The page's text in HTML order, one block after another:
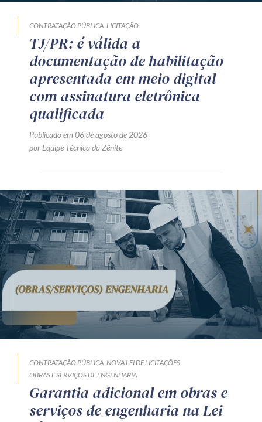
CONTRATAÇÃO PÚBLICA LICITAÇÃO
TJ/PR: é válida a
documentação de habilitação
apresentada em meio digital
com assinatura eletrônica
qualificada
Publicado em 06 de agosto de 2026
por Equipe Técnica da Zênite
CONTRATAÇÃO PÚBLICA NOVA LEI DE LICITAÇÕES
OBRAS E SERVIÇOS DE ENGENHARIA
Garantia adicional em obras e
serviços de engenharia na Lei